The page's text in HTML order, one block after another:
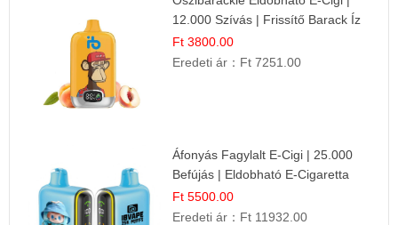
12.000 Szívás | Frissítő Barack Íz
Ft 3800.00
Eredeti ár： Ft 7251.00
Áfonyás Fagylalt E-Cigi | 25.000
Befújás | Eldobható E-Cigaretta
Ft 5500.00
Eredeti ár： Ft 11932.00